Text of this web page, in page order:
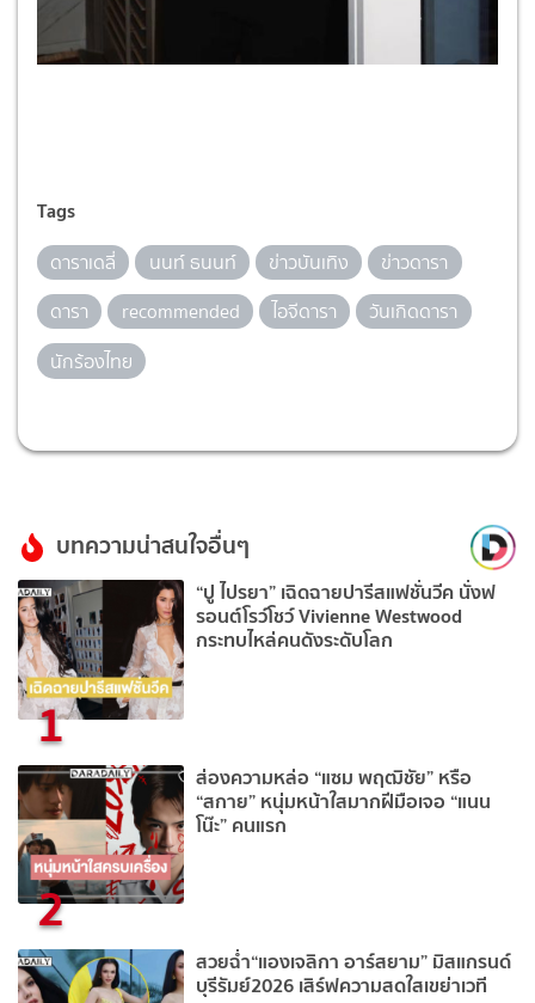
Tags
ดาราเดลี่ นนท์ ธนนท์ ข่าวบันเทิง
ข่าวดารา
ดารา
recommended ไอจีดารา
วันเกิดดารา
นักร้องไทย
บทความน่าสนใจอื่นๆ
1
“ปู ไปรยา” เฉิดฉายปารีสแฟชั่นวีค นั่งฟ
รอนต์โรว์โชว์ Vivienne Westwood
กระทบไหล่คนดังระดับโลก
2
ส่องความหล่อ “แซม พฤฒิชัย” หรือ
“สกาย” หนุ่มหน้าใสมากฝีมือเจอ “แนน
โน๊ะ” คนแรก
สวยฉ่ำ“แองเจลิกา อาร์สยาม” มิสแกรนด์
บุรีรัมย์2026 เสิร์ฟความสดใสเขย่าเวที